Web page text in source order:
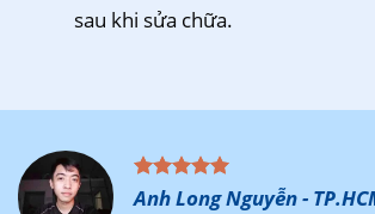
sau khi sửa chữa.
Anh Long Nguyễn -